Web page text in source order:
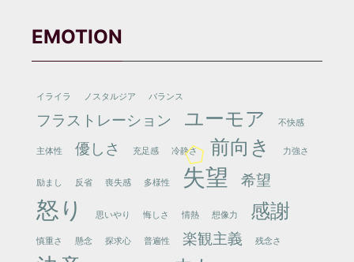
EMOTION
イライラ ノスタルジア バランス
フラストレーション ユーモア
不快感
主体性
優しさ 充足感 冷静さ 前向き 力強さ
励まし 反省 喪失感 多様性 失望 希望
怒り 思いやり 悔しさ 情熱 想像力 感謝
慎重さ 懸念 探求心 普遍性 楽観主義 残念さ